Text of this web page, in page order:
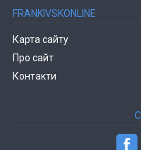
FRANKIVSKONLINE
Карта сайту
Про сайт
Контакти